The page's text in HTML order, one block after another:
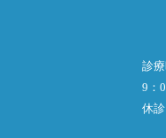
診
9：
休